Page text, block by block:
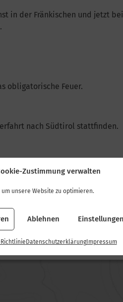
Zustimmung verwalten
unsere Website zu optimieren.
Ablehnen
DatenschutzerklärungImpressum
in der Fränkischen und jetzt bei
obligatorische Feuer.
nach Südtirol stattfinden.
langjähriger Mitglieder 2020 >